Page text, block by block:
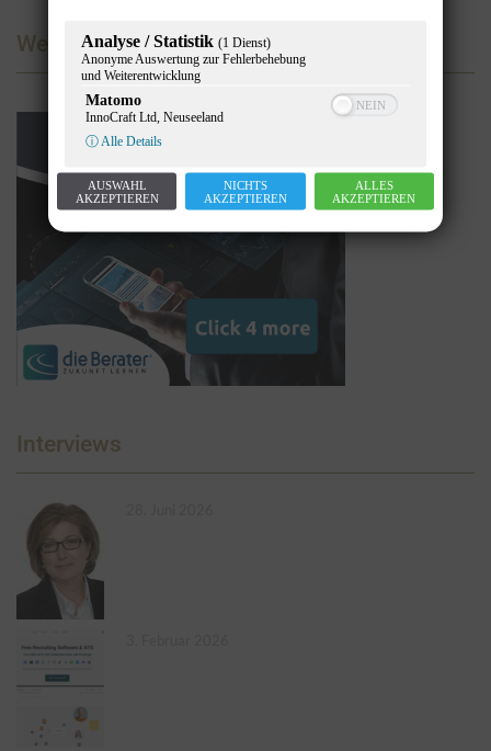
Werbung
Interviews
Analyse / Statistik (1 Dienst)
Anonyme Auswertung zur Fehlerbehebung
und Weiterentwicklung
Matomo
InnoCraft Ltd, Neuseeland
ⓘ Alle Details
AUSWAHL
AKZEPTIEREN
NICHTS
AKZEPTIEREN
ALLES
AKZEPTIEREN